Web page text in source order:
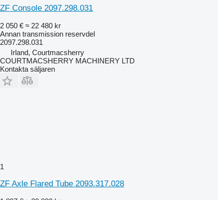
ZF Console 2097.298.031
2 050 € ≈ 22 480 kr
Annan transmission reservdel
2097.298.031
Irland, Courtmacsherry
COURTMACSHERRY MACHINERY LTD
Kontakta säljaren
1
ZF Axle Flared Tube 2093.317.028